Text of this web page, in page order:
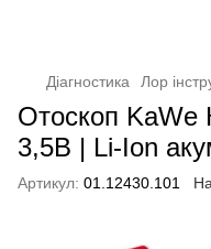
Діагностика Лор
Отоскоп
3,5В | Li-Ion
Артикул: 01.12430.101